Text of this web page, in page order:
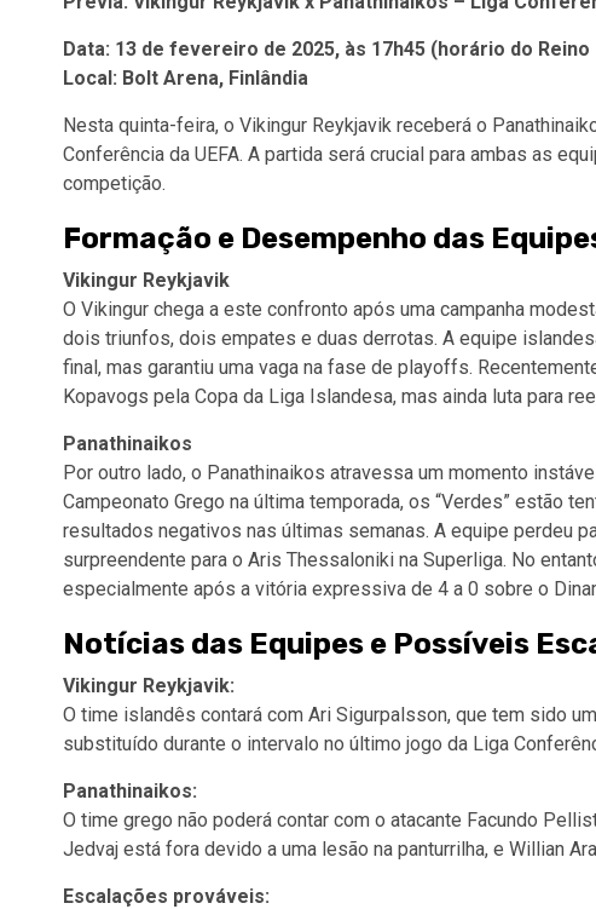
Data: 13 de fevereiro de 2025, às 17h45 (horário do Reino
Local: Bolt Arena, Finlândia
Nesta quinta-feira, o Vikingur Reykjavik receberá o
Conferência da UEFA. A partida será crucial para ambas as
competição.
Formação e Desempenho das
Vikingur Reykjavik
O Vikingur chega a este confronto após uma campanha
dois triunfos, dois empates e duas derrotas. A equipe
final, mas garantiu uma vaga na fase de playoffs.
Kopavogs pela Copa da Liga Islandesa, mas ainda luta para
Panathinaikos
Por outro lado, o Panathinaikos atravessa um momento
Campeonato Grego na última temporada, os “Verdes” estão
resultados negativos nas últimas semanas. A equipe perdeu
surpreendente para o Aris Thessaloniki na Superliga. No
especialmente após a vitória expressiva de 4 a 0 sobre o
Notícias das Equipes e Possíveis
Vikingur Reykjavik:
O time islandês contará com Ari Sigurpalsson, que tem sido
substituído durante o intervalo no último jogo da Liga
Panathinaikos:
O time grego não poderá contar com o atacante Facundo
Jedvaj está fora devido a uma lesão na panturrilha, e Willian
Escalações prováveis: